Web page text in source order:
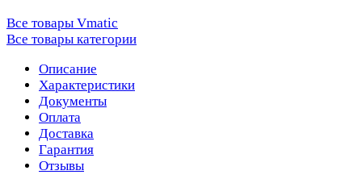
Все товары Vmatic
Все товары категории
Описание
Характеристики
Документы
Оплата
Доставка
Гарантия
Отзывы